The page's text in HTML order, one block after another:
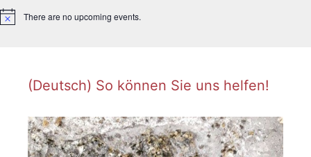
N
There are no upcoming events.
(Deutsch) So können Sie uns helfen!